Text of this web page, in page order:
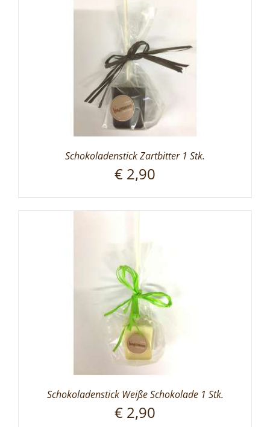
Schokoladenstick Zartbitter 1 Stk.
€ 2,90
Schokoladenstick Weiße Schokolade 1 Stk.
€ 2,90